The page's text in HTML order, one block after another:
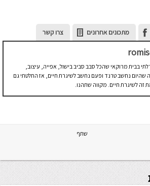
מתכונים אחרונים צרו קשר
בבית מרוקאי שהכל סבב סביב בישול, אפייה, עיצוב,
שהיום נחשב טרנד ופעם נחשב לשיגרת חיים, אז החלטתי גם
זה לשיגרת חיים. מקווה שתהנו.
שתף